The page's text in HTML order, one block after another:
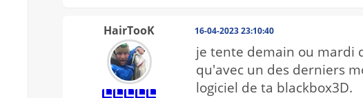
HairTooK 16-04-2023 23:10:40
je tente demain ou mardi
qu'avec un des derniers
logiciel de ta blackbox3D.